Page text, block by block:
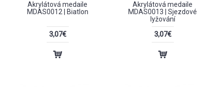
Akrylátová medaile
MDAS0012 | Biatlon
3,07€
Akrylátová medaile
MDAS0013 | Sjezdové
lyžování
3,07€